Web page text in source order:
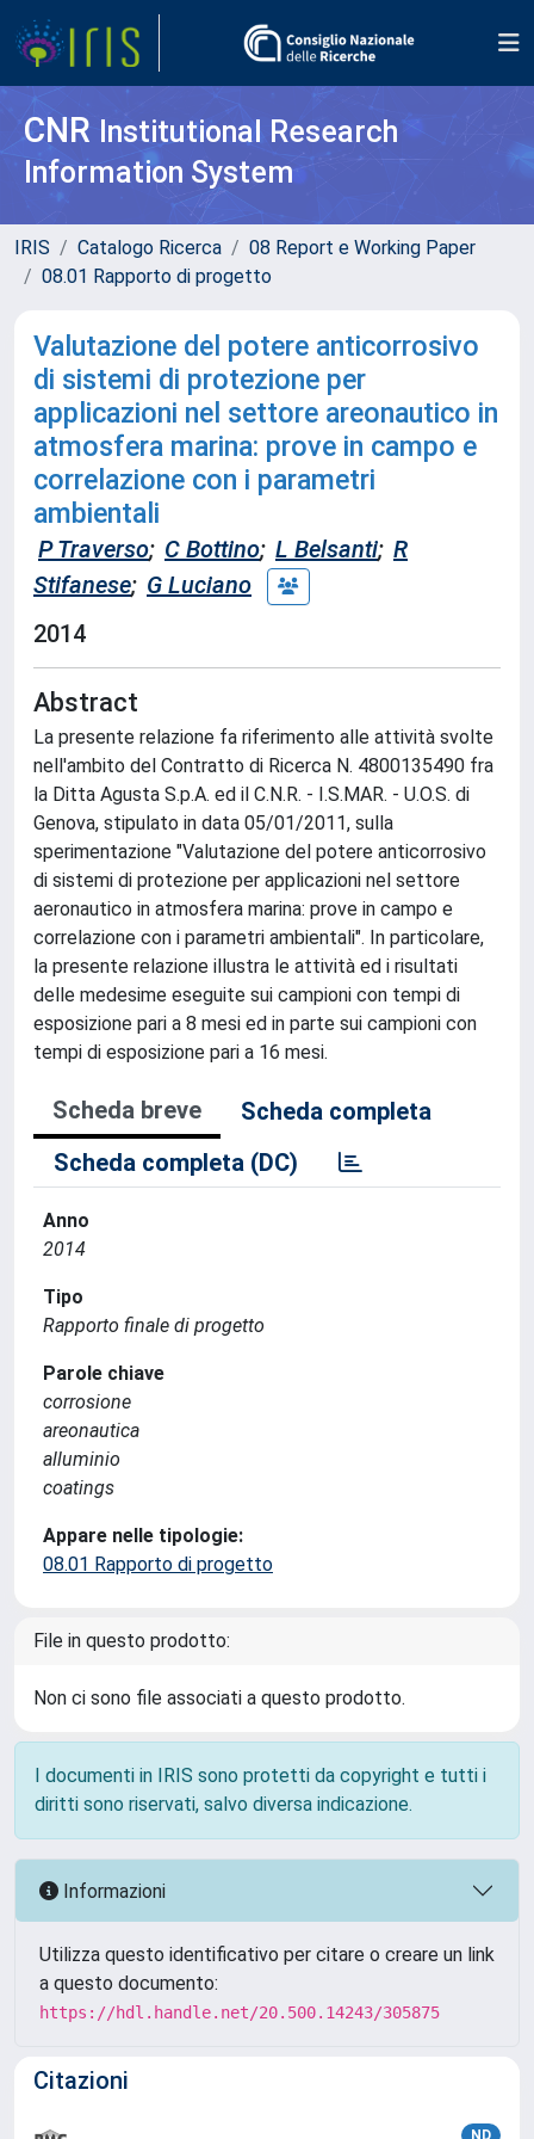
CNR Institutional Research
Information System
IRIS Catalogo Ricerca
08 Report e Working Paper
08.01 Rapporto di progetto
Valutazione del potere anticorrosivo
di sistemi di protezione per
applicazioni nel settore areonautico in
atmosfera marina: prove in campo e
correlazione con i parametri
ambientali
P Traverso; C Bottino; L Belsanti; R
Stifanese; G Luciano
2014
Abstract
La presente relazione fa riferimento alle attività svolte
nell'ambito del Contratto di Ricerca N. 4800135490 fra
la Ditta Agusta S.p.A. ed il C.N.R. - I.S.MAR. - U.O.S. di
Genova, stipulato in data 05/01/2011, sulla
sperimentazione "Valutazione del potere anticorrosivo
di sistemi di protezione per applicazioni nel settore
aeronautico in atmosfera marina: prove in campo e
correlazione con i parametri ambientali". In particolare,
la presente relazione illustra le attività ed i risultati
delle medesime eseguite sui campioni con tempi di
esposizione pari a 8 mesi ed in parte sui campioni con
tempi di esposizione pari a 16 mesi.
Scheda breve
Scheda completa
Scheda completa (DC)
Anno
2014
Tipo
Rapporto finale di progetto
Parole chiave
corrosione
areonautica
alluminio
coatings
Appare nelle tipologie:
08.01 Rapporto di progetto
File in questo prodotto:
Non ci sono file associati a questo prodotto.
I documenti in IRIS sono protetti da copyright e tutti i
diritti sono riservati, salvo diversa indicazione.
Informazioni
Utilizza questo identificativo per citare o creare un link
a questo documento:
https://hdl.handle.net/20.500.14243/305875
Citazioni
ND